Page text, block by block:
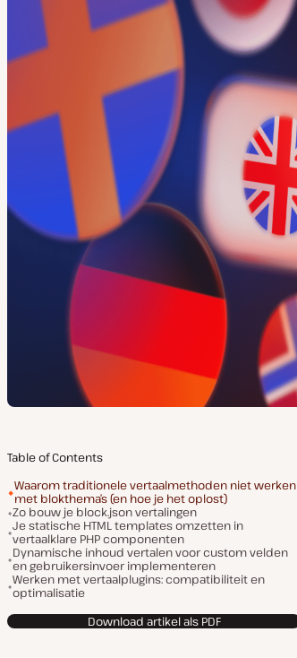
Table of Contents
Waarom traditionele vertaalmethoden niet werken
met blokthema’s (en hoe je het oplost)
Zo bouw je block.json vertalingen
Je statische HTML templates omzetten in
vertaalklare PHP componenten
Dynamische inhoud vertalen voor custom velden
en gebruikersinvoer implementeren
Werken met vertaalplugins: compatibiliteit en
optimalisatie
Download artikel als PDF